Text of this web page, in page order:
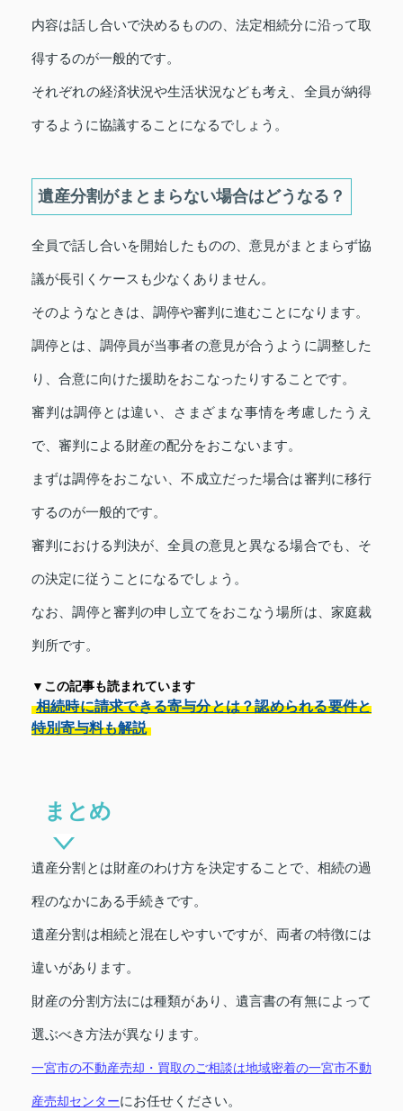
内容は話し合いで決めるものの、法定相続分に沿って取
得するのが一般的です。
それぞれの経済状況や生活状況なども考え、全員が納得
するように協議することになるでしょう。
遺産分割がまとまらない場合はどうなる？
全員で話し合いを開始したものの、意見がまとまらず協
議が長引くケースも少なくありません。
そのようなときは、調停や審判に進むことになります。
調停とは、調停員が当事者の意見が合うように調整した
り、合意に向けた援助をおこなったりすることです。
審判は調停とは違い、さまざまな事情を考慮したうえ
で、審判による財産の配分をおこないます。
まずは調停をおこない、不成立だった場合は審判に移行
するのが一般的です。
審判における判決が、全員の意見と異なる場合でも、そ
の決定に従うことになるでしょう。
なお、調停と審判の申し立てをおこなう場所は、家庭裁
判所です。
▼この記事も読まれています
相続時に請求できる寄与分とは？認められる要件と
特別寄与料も解説
まとめ
遺産分割とは財産のわけ方を決定することで、相続の過
程のなかにある手続きです。
遺産分割は相続と混在しやすいですが、両者の特徴には
違いがあります。
財産の分割方法には種類があり、遺言書の有無によって
選ぶべき方法が異なります。
一宮市の不動産売却・買取のご相談は地域密着の一宮市不動
産売却センターにお任せください。